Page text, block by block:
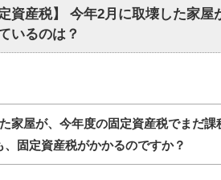
定資産税】 今年2月に取壊した家
いるのは？
家屋が、今年度の固定資産税でまだ
固定資産税がかかるのですか？